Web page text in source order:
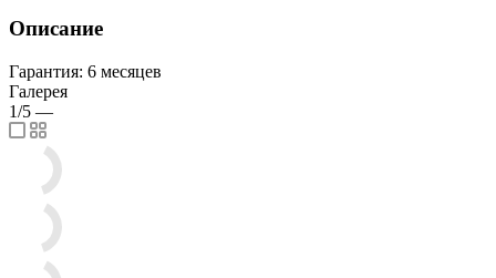
Описание
Гарантия: 6 месяцев
Галерея
1/5 —